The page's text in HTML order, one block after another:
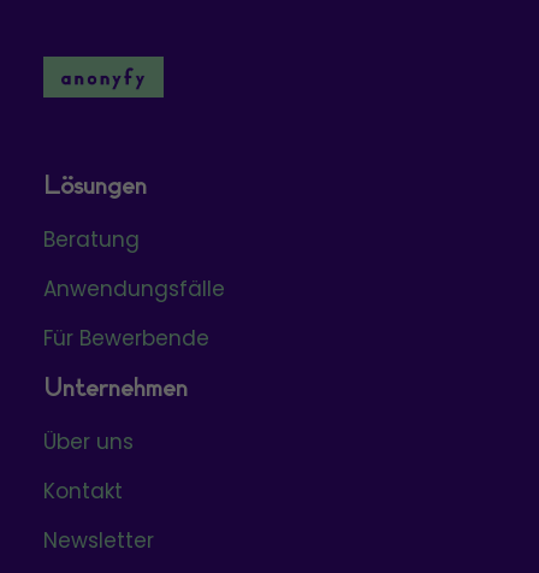
Lösungen
Beratung
Anwendungsfälle
Für Bewerbende
Unternehmen
Über uns
Kontakt
Newsletter